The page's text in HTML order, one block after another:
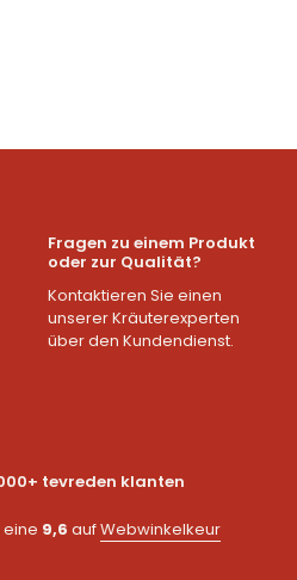
Fragen zu einem Produkt
oder zur Qualität?
Kontaktieren Sie einen
unserer Kräuterexperten
über den Kundendienst.
tevreden klanten
eine 9,6 aufWebwinkelkeur